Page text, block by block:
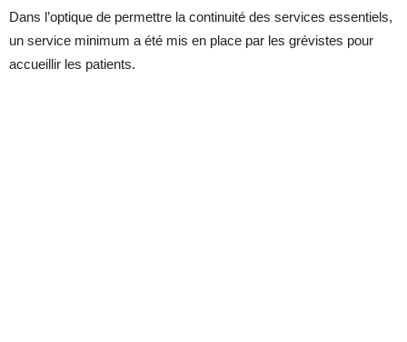
Dans l’optique de permettre la continuité des services essentiels,
un service minimum a été mis en place par les grévistes pour
accueillir les patients.